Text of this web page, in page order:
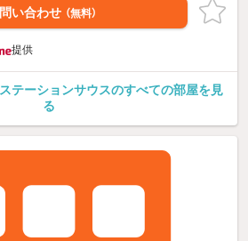
い合わせ （無料）
提供
テーションサウスのすべての部屋を見
る